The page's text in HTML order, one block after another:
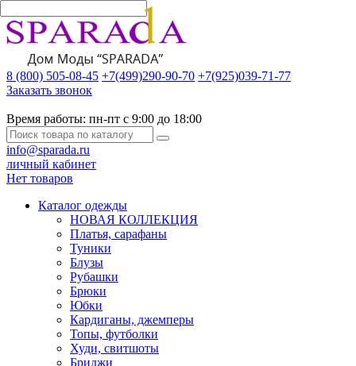
8 (800) 505-08-45 +7(499)290-90-70 +7(925)039-71-77
Заказать звонок
Время работы: пн-пт с 9:00 до 18:00
info@sparada.ru
личный кабинет
Нет товаров
Каталог одежды
НОВАЯ КОЛЛЕКЦИЯ
Платья, сарафаны
Туники
Блузы
Рубашки
Брюки
Юбки
Кардиганы, джемперы
Топы, футболки
Худи, свитшоты
Бриджи